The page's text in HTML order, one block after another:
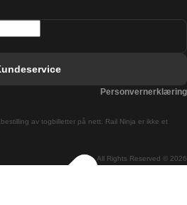
Prague Tog
All Rights Reserved © 2026
av togbilletter på nett. Rail Ninja er ikke et
Personvernerklæring